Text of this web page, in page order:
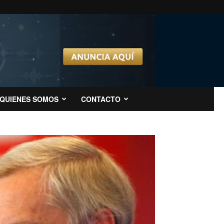
QUIENES SOMOS CONTACTO